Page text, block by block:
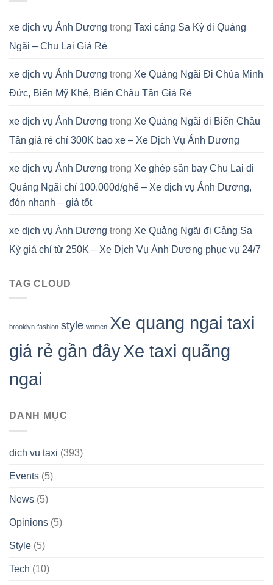
xe dịch vụ Ánh Dương trong Taxi cảng Sa Kỳ đi Quảng
Ngãi – Chu Lai Giá Rẻ
xe dịch vụ Ánh Dương trong Xe Quảng Ngãi Đi Chùa Minh
Đức, Biển Mỹ Khê, Biển Châu Tân Giá Rẻ
xe dịch vụ Ánh Dương trong Xe Quảng Ngãi đi Biển Châu
Tân giá rẻ chỉ 300K bao xe – Xe Dịch Vụ Ánh Dương
xe dịch vụ Ánh Dương trong Xe ghép sân bay Chu Lai đi
Quảng Ngãi chỉ 100.000đ/ghế – Xe dịch vụ Ánh Dương,
đón nhanh – giá tốt
xe dịch vụ Ánh Dương trong Xe Quảng Ngãi đi Cảng Sa
Kỳ giá chỉ từ 250K – Xe Dịch Vụ Ánh Dương phục vụ 24/7
TAG CLOUD
brooklyn fashion style women Xe quang ngai taxi
giá rẻ gần đâyXe taxi quãng
ngai
DANH MỤC
dịch vụ taxi (393)
Events (5)
News (5)
Opinions (5)
Style (5)
Tech (10)